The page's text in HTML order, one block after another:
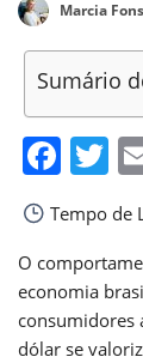
Sumário
Tempo de
O
economia
consumidores
dólar se